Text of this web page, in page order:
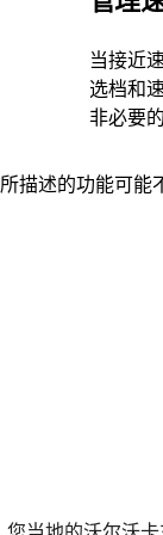
当接近
选档和
非必要
所描述的功能可能